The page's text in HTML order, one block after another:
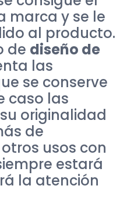
marca y se le
al producto.
de diseño de
las
se conserve
caso las
originalidad
de
usos con
estará
la atención